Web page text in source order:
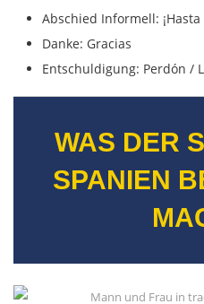
Abschied Informell: ¡Hasta
Danke: Gracias
Entschuldigung: Perdón /
WAS DER
SPANIEN
Frankfurt (Oder)
Berlin
Lübben